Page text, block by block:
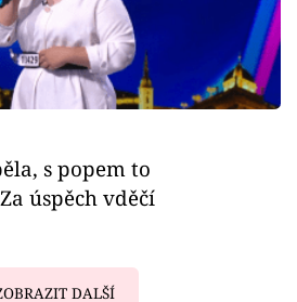
s popem to
úspěch vděčí
DALŠÍ